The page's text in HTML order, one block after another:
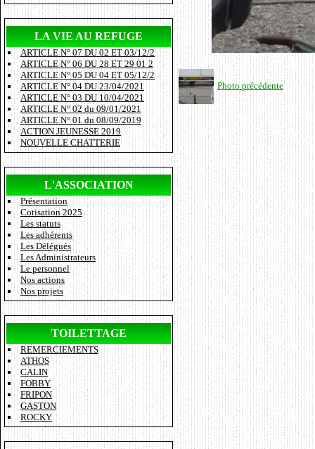
LA VIE AU REFUGE
ARTICLE N° 07 DU 02 ET 03/12/2
ARTICLE N° 06 DU 28 ET 29 01 2
ARTICLE N° 05 DU 04 ET 05/12/2
ARTICLE N° 04 DU 23/04/2021
ARTICLE N° 03 DU 10/04/2021
ARTICLE N° 02 du 09/01/2021
ARTICLE N° 01 du 08/09/2019
ACTION JEUNESSE 2019
NOUVELLE CHATTERIE
L'ASSOCIATION
Présentation
Cotisation 2025
Les statuts
Les adhérents
Les Délégués
Les Administrateurs
Le personnel
Nos actions
Nos projets
TOILETTAGE
REMERCIEMENTS
ATHOS
CALIN
FOBBY
FRIPON
GASTON
ROCKY
Photo précédente